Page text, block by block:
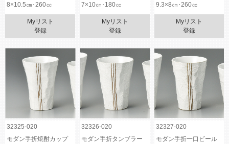
8×10.5㎝･260㏄
7×10㎝･180㏄ 9.3×8㎝･260㏄
Myリスト
登録
Myリスト
登録
Myリスト
登録
32325-020 32326-020
32327-020
モダン手折焼酎カップ
モダン手折タンブラー
モダン手折一口ビール